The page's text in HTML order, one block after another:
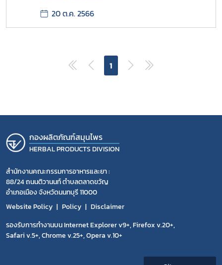
20 ต.ค. 2566
1
กองผลิตภัณฑ์สมุนไพร
HERBAL PRODUCTS DIVISION
สำนักงานคณะกรรมการอาหารและยา :
88/24 ถนนติวานนท์ ตำบลตลาดขวัญ
อำเภอเมือง จังหวัดนนทบุรี 11000
Website Policy
Policy
Disclaimer
รองรับการทำงานบน Internet Explorer v9+, Firefox v.20+,
Safari v.5+, Chrome v.25+, Opera v.10+
สมุนไพรใหม่